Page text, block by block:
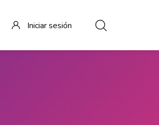
Iniciar sesión